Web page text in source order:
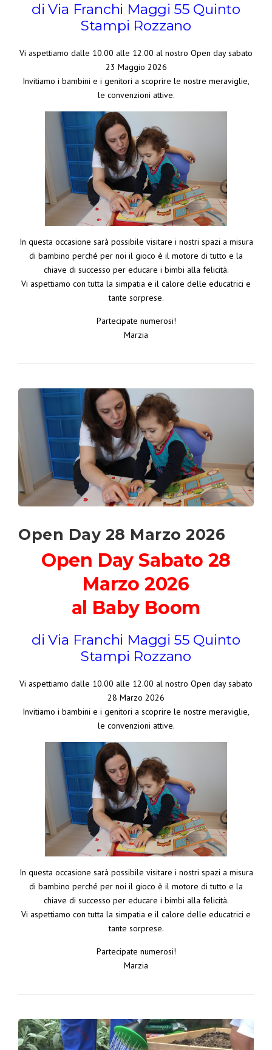
di Via Franchi Maggi 55 Quinto
Stampi Rozzano
Vi aspettiamo dalle 10.00 alle 12.00 al nostro Open day sabato
23 Maggio 2026
Invitiamo i bambini e i genitori a scoprire le nostre meraviglie,
le convenzioni attive.
In questa occasione sarà possibile visitare i nostri spazi a misura
di bambino perché per noi il gioco è il motore di tutto e la
chiave di successo per educare i bimbi alla felicità.
Vi aspettiamo con tutta la simpatia e il calore delle educatrici e
tante sorprese.
Partecipate numerosi!
Marzia
Open Day 28 Marzo 2026
Open Day Sabato 28
Marzo 2026
al Baby Boom
di Via Franchi Maggi 55 Quinto
Stampi Rozzano
Vi aspettiamo dalle 10.00 alle 12.00 al nostro Open day sabato
28 Marzo 2026
Invitiamo i bambini e i genitori a scoprire le nostre meraviglie,
le convenzioni attive.
In questa occasione sarà possibile visitare i nostri spazi a misura
di bambino perché per noi il gioco è il motore di tutto e la
chiave di successo per educare i bimbi alla felicità.
Vi aspettiamo con tutta la simpatia e il calore delle educatrici e
tante sorprese.
Partecipate numerosi!
Marzia